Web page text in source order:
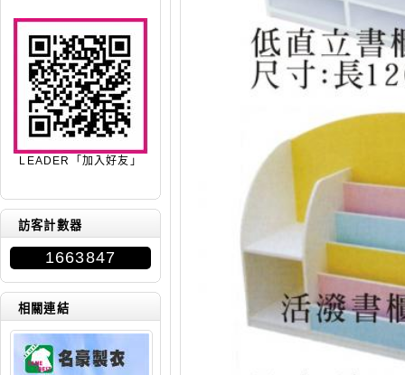
LEADER「加入好友」
訪客計數器
1663847
相關連結